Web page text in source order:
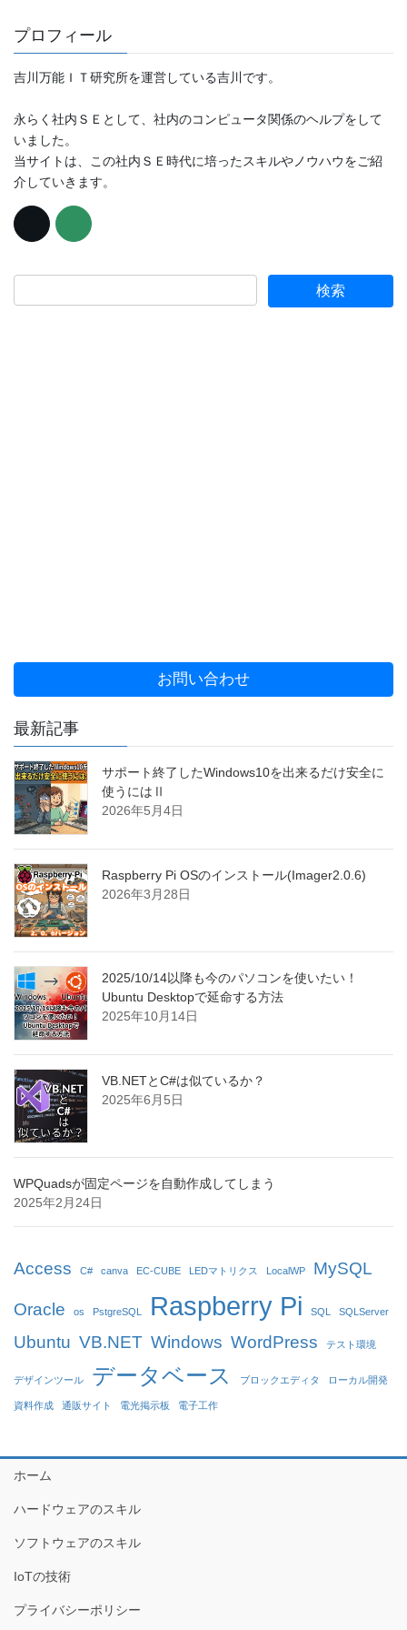
プロフィール
吉川万能ＩＴ研究所を運営している吉川です。
永らく社内ＳＥとして、社内のコンピュータ関係のヘルプをして
いました。
当サイトは、この社内ＳＥ時代に培ったスキルやノウハウをご紹
介していきます。
お問い合わせ
最新記事
サポート終了したWindows10を出来るだけ安全に
使うにはⅡ
2026年5月4日
Raspberry Pi OSのインストール(Imager2.0.6)
2026年3月28日
2025/10/14以降も今のパソコンを使いたい！
Ubuntu Desktopで延命する方法
2025年10月14日
VB.NETとC#は似ているか？
2025年6月5日
WPQuadsが固定ページを自動作成してしまう
2025年2月24日
Access C# canva EC-CUBE LEDマトリクス LocalWP MySQL
Oracle os PstgreSQL Raspberry Pi SQL SQLServer
Ubuntu VB.NET Windows WordPress テスト環境
デザインツール データベース ブロックエディタ ローカル開発
資料作成 通販サイト 電光掲示板 電子工作
ホーム
ハードウェアのスキル
ソフトウェアのスキル
IoTの技術
プライバシーポリシー